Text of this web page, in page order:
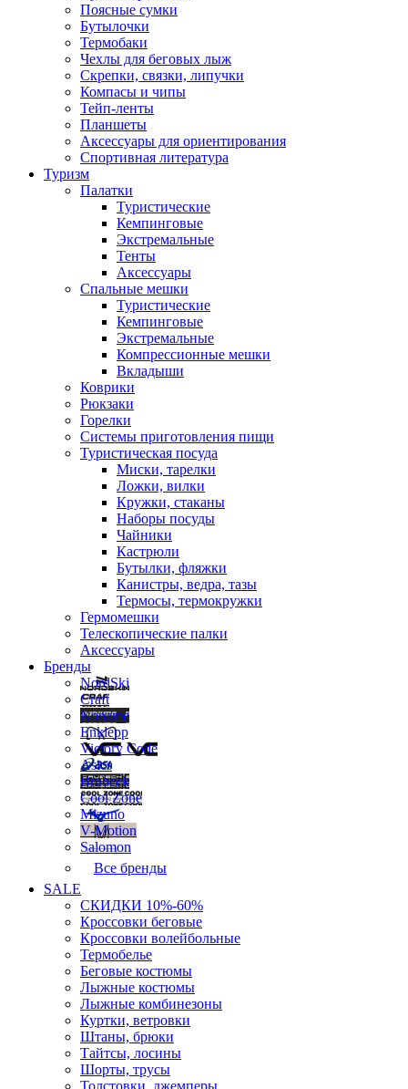
Поясные сумки
Бутылочки
Термобаки
Чехлы для беговых лыж
Скрепки, связки, липучки
Компасы и чипы
Тейп-ленты
Планшеты
Аксессуары для ориентирования
Спортивная литература
Туризм
Палатки
Туристические
Кемпинговые
Экстремальные
Тенты
Аксессуары
Спальные мешки
Туристические
Кемпинговые
Экстремальные
Компрессионные мешки
Вкладыши
Коврики
Рюкзаки
Горелки
Системы приготовления пищи
Туристическая посуда
Миски, тарелки
Ложки, вилки
Кружки, стаканы
Наборы посуды
Чайники
Кастрюли
Бутылки, фляжки
Канистры, ведра, тазы
Термосы, термокружки
Гермомешки
Телескопические палки
Аксессуары
Бренды
NordSki
Craft
Noname
Enklepp
Victory Code
Asics
Brubeck
Cool Zone
Mizuno
V-Motion
Salomon
Все бренды
SALE
СКИДКИ 10%-60%
Кроссовки беговые
Кроссовки волейбольные
Термобелье
Беговые костюмы
Лыжные костюмы
Лыжные комбинезоны
Куртки, ветровки
Штаны, брюки
Тайтсы, лосины
Шорты, трусы
Толстовки, джемперы